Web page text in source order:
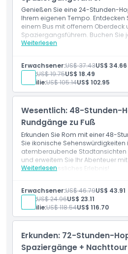
Ausschlüsse
Dinge, die Sie wissen sollten
Ort
So lösen Sie ein
Stornierungsbedingungen
Genießen Sie eine 24-Stunden-
Ihrem eigenen Tempo.
einem Bus mit offenem Oberdeck
Spaziergangsführern. Buchen Sie
Weiterlesen
Leistungen
Kostenlose digitale
Audioguides
Wie Einlösen
Aktivieren Sie Ihren Pass,
den Bus einsteigen
Nach der Aktivierung ist der
Erwachsener:US$ 37.43US$ 34.66
Kind:US$ 19.75US$ 18.49
Familie:US$ 105.14US$ 102.95
Wesentlich: 48-Stunden-
Rundgänge zu Fuß
Erkunden Sie Rom mit einer 48-
Sie ikonische
atemberaubende
und erweitern Sie Ihr Abenteuer
ein unvergessliches Erlebnis!
Weiterlesen
48-Stunden-Hop-On-Hop-
Kostenlose digitale
Audioführungen
Aktivieren Sie Ihren Pass,
einsteigen
Nach der Aktivierung ist der
Erwachsener:US$ 46.79US$ 43.91
Kind:US$ 24.96US$ 23.11
Familie:US$ 118.54US$ 116.70
Erkunden: 72-Stunden-
Spaziergänge + Nachttour